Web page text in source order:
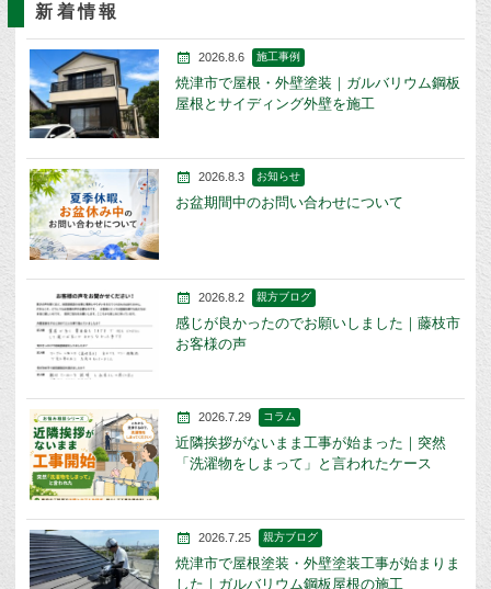
新着情報
2026.8.6 施工事例
焼津市で屋根・外壁塗装｜ガルバリウム鋼板
屋根とサイディング外壁を施工
2026.8.3 お知らせ
お盆期間中のお問い合わせについて
2026.8.2 親方ブログ
感じが良かったのでお願いしました｜藤枝市
お客様の声
2026.7.29 コラム
近隣挨拶がないまま工事が始まった｜突然
「洗濯物をしまって」と言われたケース
2026.7.25 親方ブログ
焼津市で屋根塗装・外壁塗装工事が始まりま
した｜ガルバリウム鋼板屋根の施工